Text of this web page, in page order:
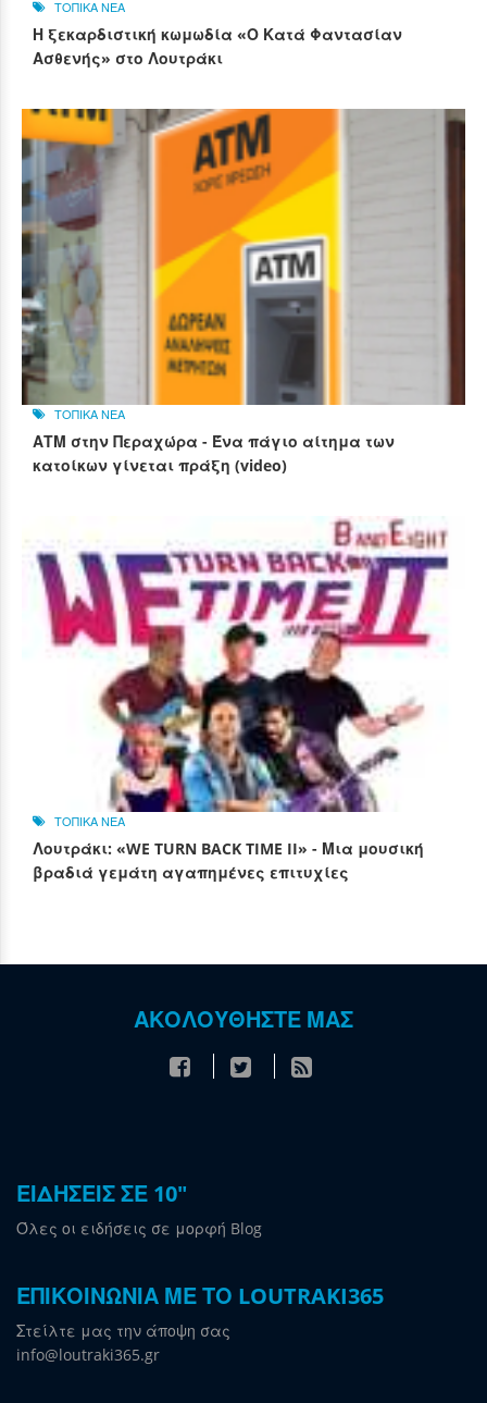
ΤΟΠΙΚΑ ΝΕΑ
Η ξεκαρδιστική κωμωδία «Ο Κατά Φαντασίαν
Ασθενής» στο Λουτράκι
ΤΟΠΙΚΑ ΝΕΑ
ΑΤΜ στην Περαχώρα - Ένα πάγιο αίτημα των
κατοίκων γίνεται πράξη (video)
ΤΟΠΙΚΑ ΝΕΑ
Λουτράκι: «WE TURN BACK TIME II» - Μια μουσική
βραδιά γεμάτη αγαπημένες επιτυχίες
ΑΚΟΛΟΥΘΗΣΤΕ ΜΑΣ
ΕΙΔΗΣΕΙΣ ΣΕ 10"
Όλες οι ειδήσεις σε μορφή Blog
ΕΠΙΚΟΙΝΩΝΙΑ ΜΕ ΤΟ LOUTRAKI365
Στείλτε μας την άποψη σας
info@loutraki365.gr